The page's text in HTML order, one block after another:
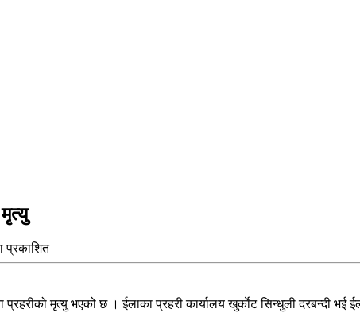
प्रकाशित
मृत्यु भएको छ । ईलाका प्रहरी कार्यालय खुर्काेट सिन्धुली दरबन्दी भई